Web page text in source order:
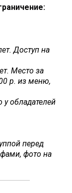
Доступ на
Место за
р. из меню,
у обладателей
перед
фото на